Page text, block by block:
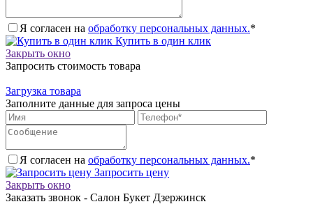
Я согласен на обработку персональных данных.*
Купить в один клик
Закрыть окно
Запросить стоимость товара
Загрузка товара
Заполните данные для запроса цены
Я согласен на обработку персональных данных.*
Запросить цену
Закрыть окно
Заказать звонок - Салон Букет Дзержинск